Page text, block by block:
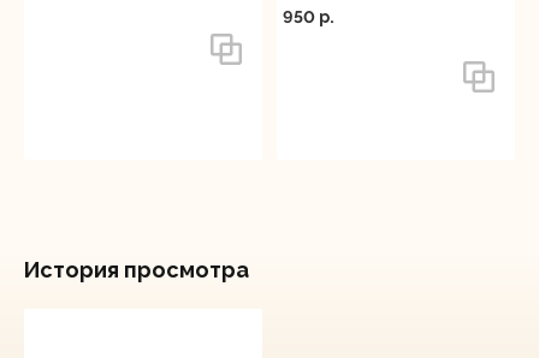
950 p.
История просмотра